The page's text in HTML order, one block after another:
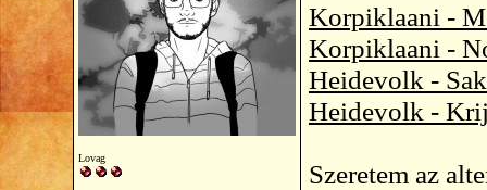
Lovag
Korpiklaani -
Korpiklaani -
Heidevolk -
Heidevolk -
Szeretem az